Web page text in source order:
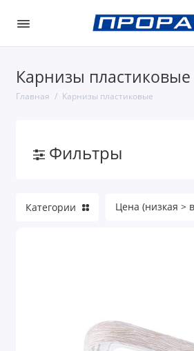
Карнизы пластиковые
Главная Карнизы пластиковые
Фильтры
Категории